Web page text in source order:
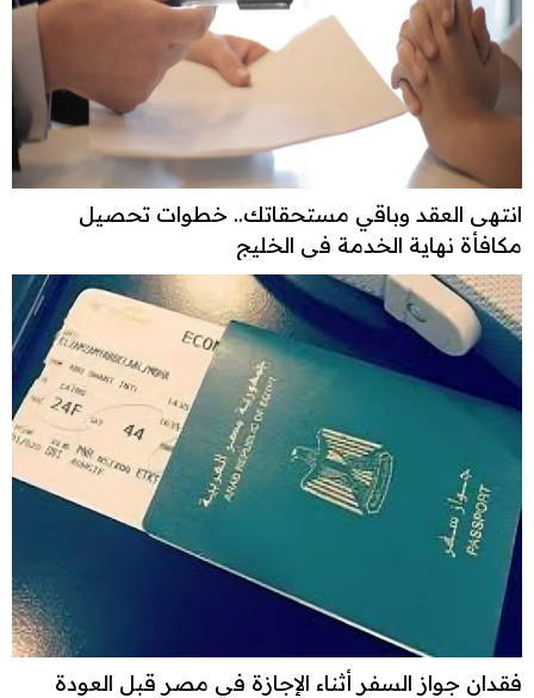
انتهى العقد وباقي مستحقاتك.. خطوات تحصيل
مكافأة نهاية الخدمة في الخليج
فقدان جواز السفر أثناء الإجازة في مصر قبل العودة